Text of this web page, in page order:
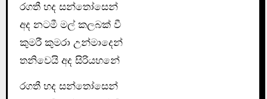
රගතී හද සන්තෝසෙන්
අද නටමී මල් කලබක් වී
කුමරී කුමරා උන්මාදෙන්
තනිවෙයි අද සිරියහනේ
රගතී හද සන්තෝසෙන්